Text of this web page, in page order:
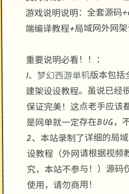
游戏说明说明：全套源码
端编译教程+局域网外网
重要说明必看！！：
1、梦幻西游单机版本包括
建架设设教程。虽说已经
保证完美！这点老手应该
是网单就一定存在BUG，
2、本站录制了详细的局
设教程（外网请根据视频
究，本站不参与！）源码
使用，请勿商用！